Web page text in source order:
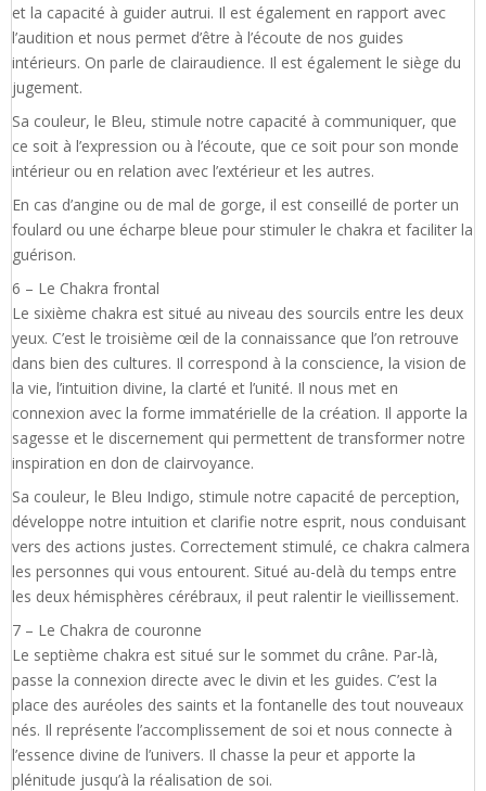
et la capacité à guider autrui. Il est également en rapport avec
l’audition et nous permet d’être à l’écoute de nos guides
intérieurs. On parle de clairaudience. Il est également le siège du
jugement.
Sa couleur, le Bleu, stimule notre capacité à communiquer, que
ce soit à l’expression ou à l’écoute, que ce soit pour son monde
intérieur ou en relation avec l’extérieur et les autres.
En cas d’angine ou de mal de gorge, il est conseillé de porter un
foulard ou une écharpe bleue pour stimuler le chakra et faciliter la
guérison.
6 – Le Chakra frontal
Le sixième chakra est situé au niveau des sourcils entre les deux
yeux. C’est le troisième œil de la connaissance que l’on retrouve
dans bien des cultures. Il correspond à la conscience, la vision de
la vie, l’intuition divine, la clarté et l’unité. Il nous met en
connexion avec la forme immatérielle de la création. Il apporte la
sagesse et le discernement qui permettent de transformer notre
inspiration en don de clairvoyance.
Sa couleur, le Bleu Indigo, stimule notre capacité de perception,
développe notre intuition et clarifie notre esprit, nous conduisant
vers des actions justes. Correctement stimulé, ce chakra calmera
les personnes qui vous entourent. Situé au-delà du temps entre
les deux hémisphères cérébraux, il peut ralentir le vieillissement.
7 – Le Chakra de couronne
Le septième chakra est situé sur le sommet du crâne. Par-là,
passe la connexion directe avec le divin et les guides. C’est la
place des auréoles des saints et la fontanelle des tout nouveaux
nés. Il représente l’accomplissement de soi et nous connecte à
l’essence divine de l’univers. Il chasse la peur et apporte la
plénitude jusqu’à la réalisation de soi.